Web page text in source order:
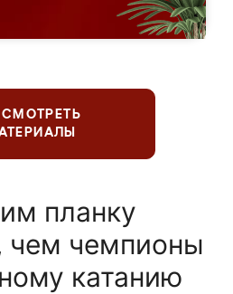
планку
чем чемпионы
катанию